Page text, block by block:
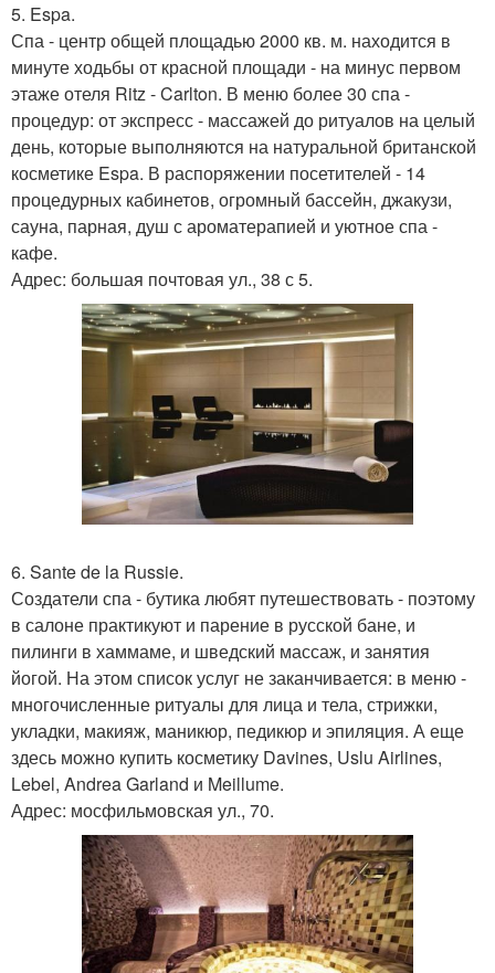
5. Espa.
Спа - центр общей площадью 2000 кв. м. находится в
минуте ходьбы от красной площади - на минус первом
этаже отеля Ritz - Carlton. В меню более 30 спа -
процедур: от экспресс - массажей до ритуалов на целый
день, которые выполняются на натуральной британской
косметике Espa. В распоряжении посетителей - 14
процедурных кабинетов, огромный бассейн, джакузи,
сауна, парная, душ с ароматерапией и уютное спа -
кафе.
Адрес: большая почтовая ул., 38 с 5.
6. Sante de la Russie.
Создатели спа - бутика любят путешествовать - поэтому
в салоне практикуют и парение в русской бане, и
пилинги в хаммаме, и шведский массаж, и занятия
йогой. На этом список услуг не заканчивается: в меню -
многочисленные ритуалы для лица и тела, стрижки,
укладки, макияж, маникюр, педикюр и эпиляция. А еще
здесь можно купить косметику Davines, Uslu Airlines,
Lebel, Andrea Garland и Meillume.
Адрес: мосфильмовская ул., 70.